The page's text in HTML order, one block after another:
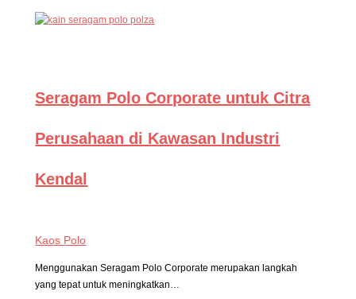
Seragam Polo Corporate untuk Citra
Perusahaan di Kawasan Industri
Kendal
Kaos Polo
Menggunakan Seragam Polo Corporate merupakan langkah
yang tepat untuk meningkatkan…